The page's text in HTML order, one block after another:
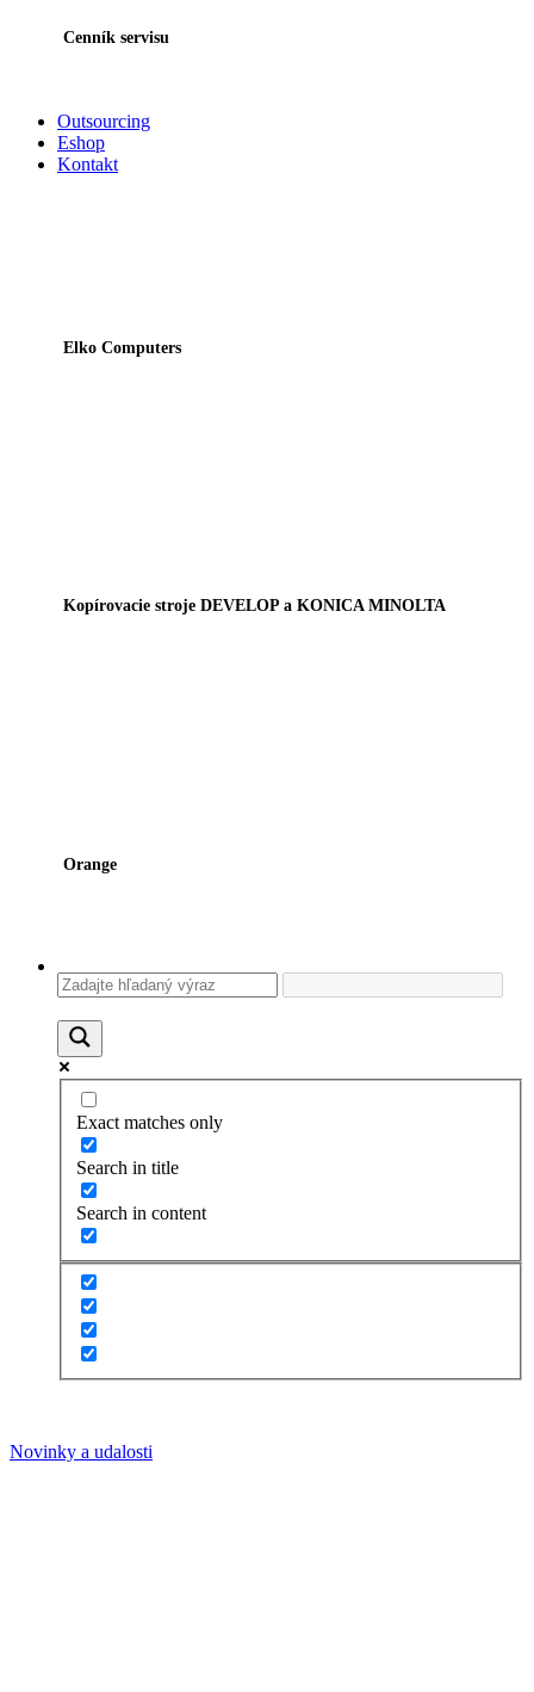
Cenník servisu
Outsourcing
Eshop
Kontakt
Elko Computers
Kopírovacie stroje DEVELOP a KONICA MINOLTA
Orange
Exact matches only
Search in title
Search in content
Novinky a udalosti